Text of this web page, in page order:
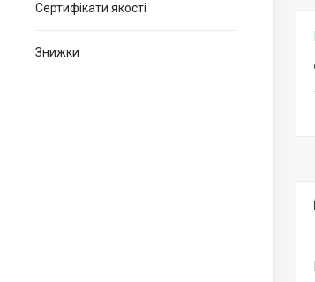
Сертифікати якості
Знижки